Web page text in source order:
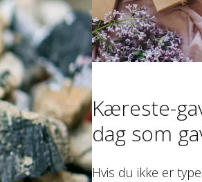
Kæreste-
dag som
Hvis du ikke er